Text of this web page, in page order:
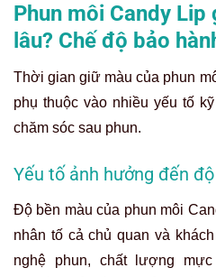
Phun môi Candy
lâu? Chế độ bảo
Thời gian giữ màu của phun
phụ thuộc vào nhiều yếu tố
chăm sóc sau phun.
Yếu tố ảnh hưởng đến
Độ bền màu của phun môi
nhân tố cả chủ quan và
nghệ phun, chất lượng